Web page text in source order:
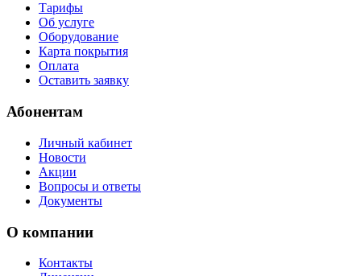
Тарифы
Об услуге
Оборудование
Карта покрытия
Оплата
Оставить заявку
Абонентам
Личный кабинет
Новости
Акции
Вопросы и ответы
Документы
О компании
Контакты